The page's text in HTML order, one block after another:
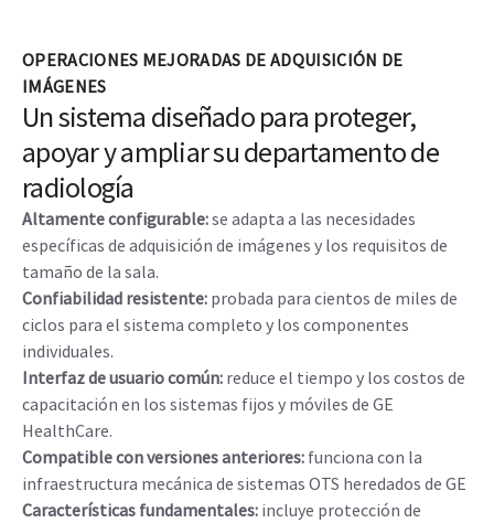
OPERACIONES MEJORADAS DE ADQUISICIÓN DE
IMÁGENES
Un sistema diseñado para proteger,
apoyar y ampliar su departamento de
radiología
Altamente configurable:se adapta a las necesidades
específicas de adquisición de imágenes y los requisitos de
tamaño de la sala.
Confiabilidad resistente: probada para cientos de miles de
ciclos para el sistema completo y los componentes
individuales.
Interfaz de usuario común: reduce el tiempo y los costos de
capacitación en los sistemas fijos y móviles de GE
HealthCare.
Compatible con versiones anteriores: funciona con la
infraestructura mecánica de sistemas OTS heredados de GE
Características fundamentales: incluye protección de